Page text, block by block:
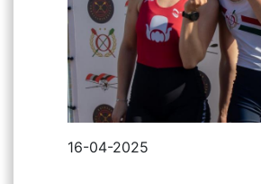
16-04-2025